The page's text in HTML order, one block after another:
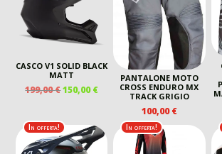
CASCO V1 SOLID BLACK
MATT
199,00€IL
ERA:
199,00 €.
150,00€IL
PREZZO
È:
150,00 €.
PANTALONE MOTO
CROSS ENDURO MX
TRACK GRIGIO
100,00€
In offerta! In offerta!